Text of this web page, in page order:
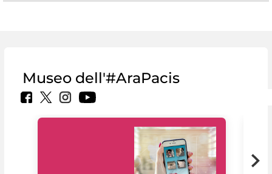
Museo dell'#AraPacis